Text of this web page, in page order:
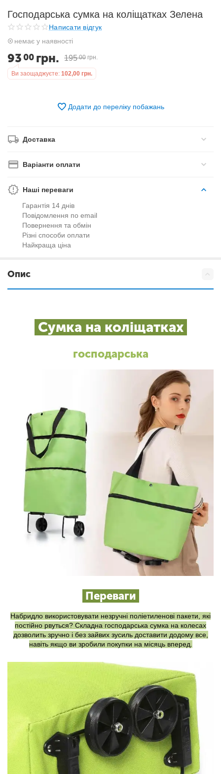
Господарська сумка на коліщатках Зелена
Написати відгук
немає у наявності
93 00 грн. 195 00 грн.
Ви заощаджуєте: 102,00 грн.
Додати до переліку побажань
Доставка
Варіанти оплати
Наші переваги
Гарантія 14 днів
Повідомлення по email
Повернення та обмін
Різні способи оплати
Найкраща ціна
Опис
Сумка на коліщатках
господарська
Переваги
Набридло використовувати незручні поліетиленові пакети, які
постійно рвуться? Складна господарська сумка на колесах
дозволить зручно і без зайвих зусиль доставити додому все,
навіть якщо ви зробили покупки на місяць вперед.